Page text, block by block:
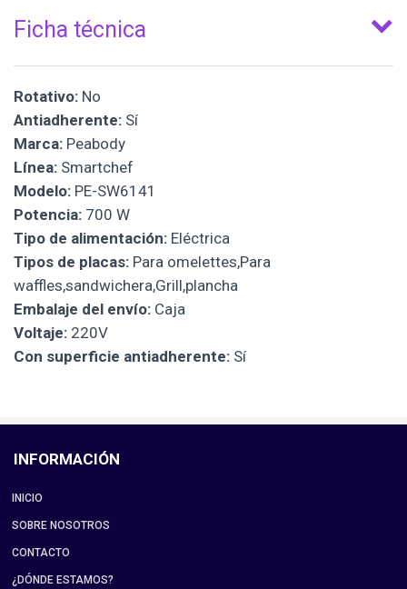
Ficha técnica
Rotativo: No
Antiadherente: Sí
Marca: Peabody
Línea: Smartchef
Modelo: PE-SW6141
Potencia: 700 W
Tipo de alimentación: Eléctrica
Tipos de placas: Para omelettes,Para
waffles,sandwichera,Grill,plancha
Embalaje del envío: Caja
Voltaje: 220V
Con superficie antiadherente: Sí
INFORMACIÓN
INICIO
SOBRE NOSOTROS
CONTACTO
¿DÓNDE ESTAMOS?